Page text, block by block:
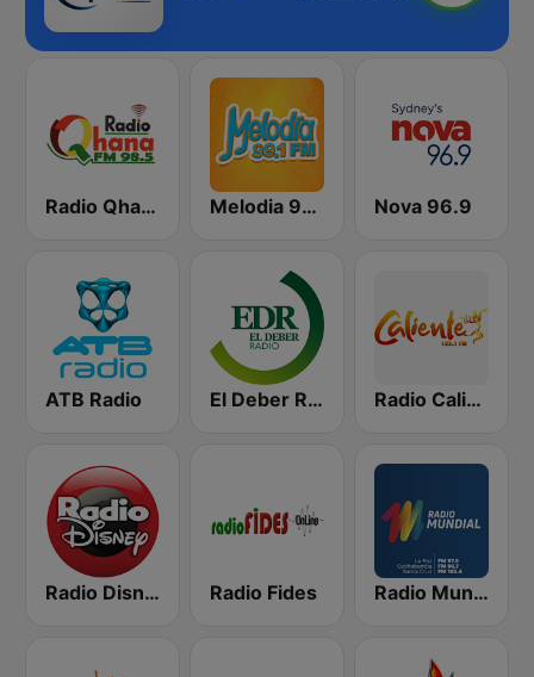
Radio Qhana 98.5 FM Melodia 99.1 FM Nova 96.9
ATB Radio El Deber Radio Radio Caliente 105.1 FM
Radio Disney Bolivia Radio Fides Radio Mundial Bolivia